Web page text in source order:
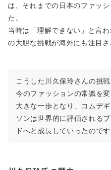
は、それまでの日本のファッ
た。
当時は「理解できない」と言
の大胆な挑戦が海外にも注目
こうした川久保玲さんの挑戦
今のファッションの常識を
大きな一歩となり、コムデ
ソンは世界的に評価される
ドへと成長していったのです